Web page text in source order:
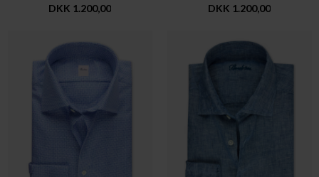
DKK 1.200,00 DKK 1.200,00